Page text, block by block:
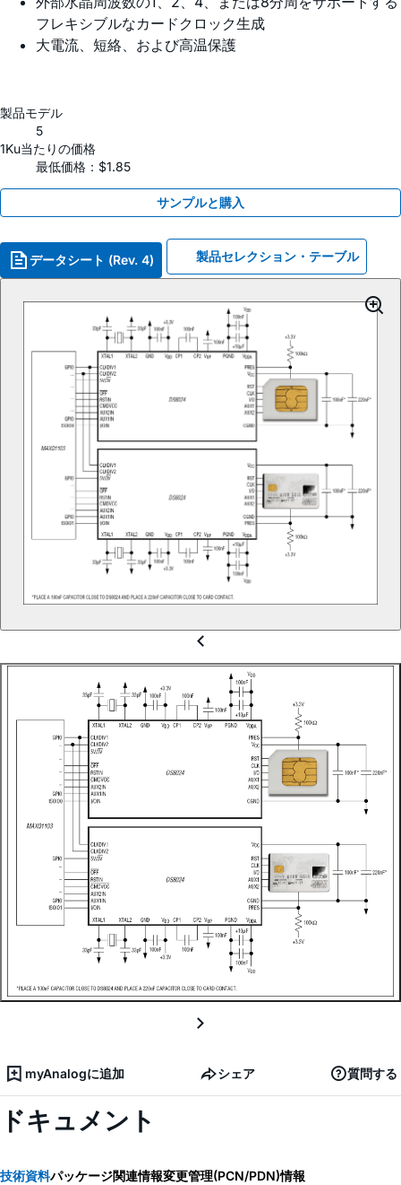
フレキシブルなカードクロック生成
大電流、短絡、および高温保護
製品モデル
5
1Ku当たりの価格
最低価格：$1.85
サンプルと購入
データシート (Rev. 4) 製品セレクション・テーブル
myAnalogに追加 シェア 質問する
ドキュメント
技術資料パッケージ関連情報変更管理(PCN/PDN)情報